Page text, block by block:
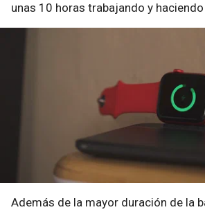
unas 10 horas trabajando y
Además de la mayor duración de la